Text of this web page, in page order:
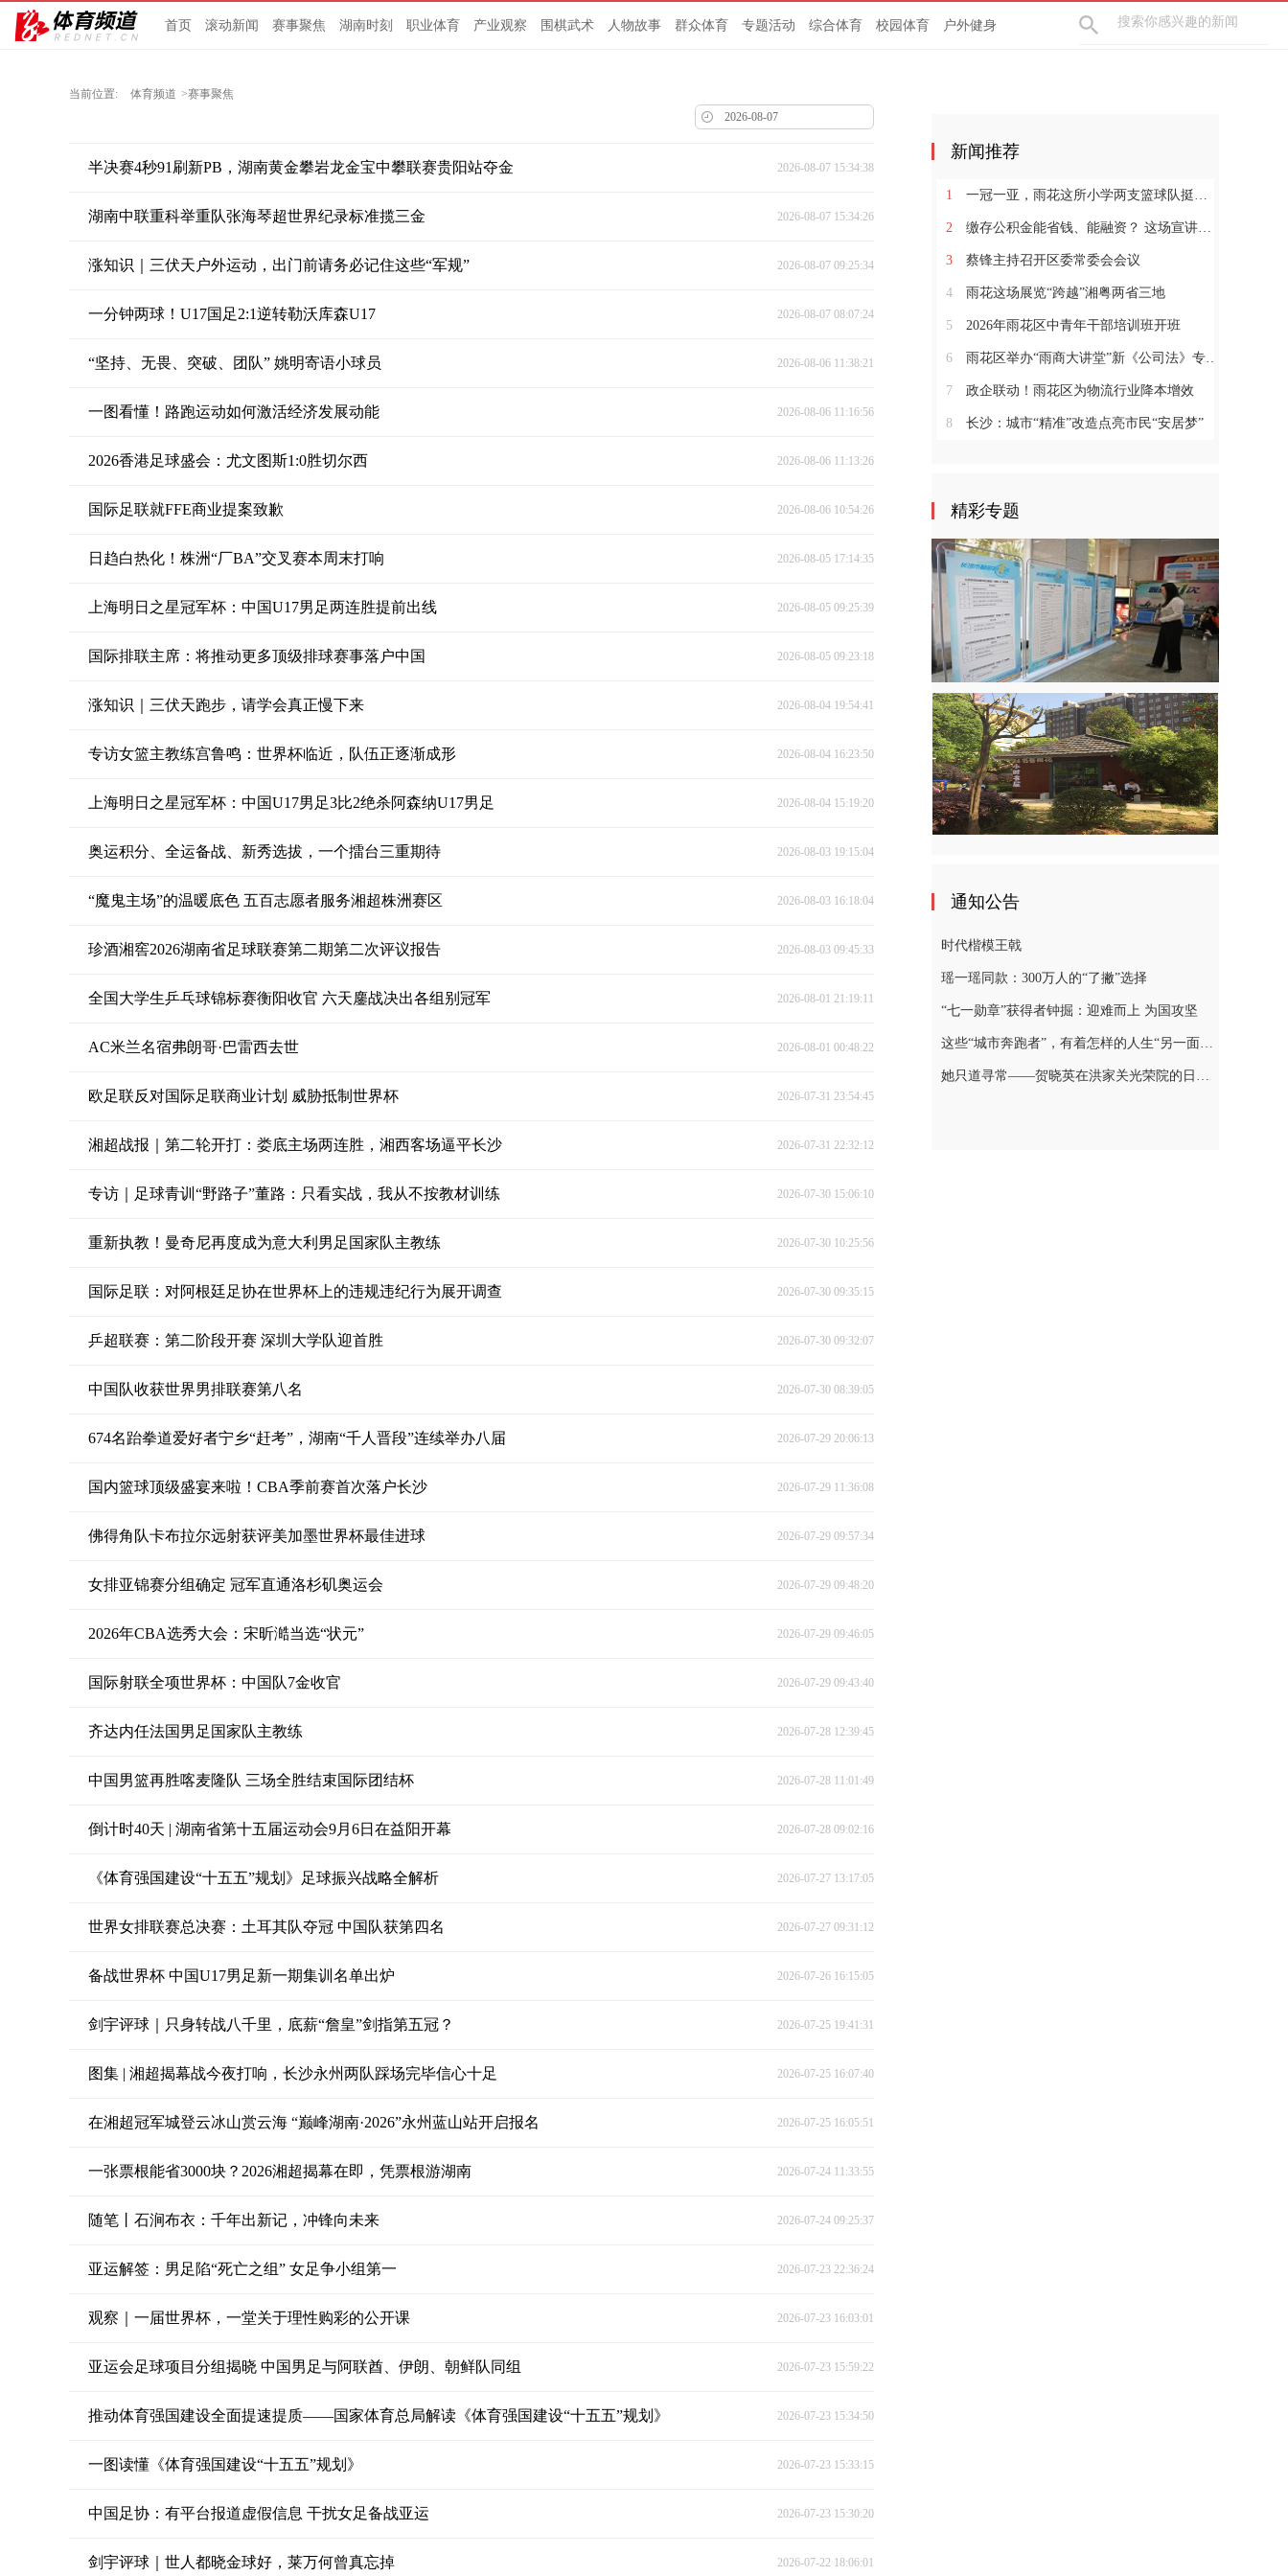
首页 滚动新闻 赛事聚焦 湖南时刻 职业体育 产业观察 围棋武术 人物故事 群众体育 专题活动 综合体育 校园体育 户外健身
当前位置: 体育频道 >赛事聚焦
半决赛4秒91刷新PB，湖南黄金攀岩龙金宝中攀联赛贵阳站夺金 2026-08-07 15:34:38
湖南中联重科举重队张海琴超世界纪录标准揽三金 2026-08-07 15:34:26
涨知识｜三伏天户外运动，出门前请务必记住这些“军规” 2026-08-07 09:25:34
一分钟两球！U17国足2:1逆转勒沃库森U17 2026-08-07 08:07:24
“坚持、无畏、突破、团队” 姚明寄语小球员 2026-08-06 11:38:21
一图看懂！路跑运动如何激活经济发展动能 2026-08-06 11:16:56
2026香港足球盛会：尤文图斯1:0胜切尔西 2026-08-06 11:13:26
国际足联就FFE商业提案致歉 2026-08-06 10:54:26
日趋白热化！株洲“厂BA”交叉赛本周末打响 2026-08-05 17:14:35
上海明日之星冠军杯：中国U17男足两连胜提前出线 2026-08-05 09:25:39
国际排联主席：将推动更多顶级排球赛事落户中国 2026-08-05 09:23:18
涨知识｜三伏天跑步，请学会真正慢下来 2026-08-04 19:54:41
专访女篮主教练宫鲁鸣：世界杯临近，队伍正逐渐成形 2026-08-04 16:23:50
上海明日之星冠军杯：中国U17男足3比2绝杀阿森纳U17男足 2026-08-04 15:19:20
奥运积分、全运备战、新秀选拔，一个擂台三重期待 2026-08-03 19:15:04
“魔鬼主场”的温暖底色 五百志愿者服务湘超株洲赛区 2026-08-03 16:18:04
珍酒湘窖2026湖南省足球联赛第二期第二次评议报告 2026-08-03 09:45:33
全国大学生乒乓球锦标赛衡阳收官 六天鏖战决出各组别冠军 2026-08-01 21:19:11
AC米兰名宿弗朗哥·巴雷西去世 2026-08-01 00:48:22
欧足联反对国际足联商业计划 威胁抵制世界杯 2026-07-31 23:54:45
湘超战报｜第二轮开打：娄底主场两连胜，湘西客场逼平长沙 2026-07-31 22:32:12
专访｜足球青训“野路子”董路：只看实战，我从不按教材训练 2026-07-30 15:06:10
重新执教！曼奇尼再度成为意大利男足国家队主教练 2026-07-30 10:25:56
国际足联：对阿根廷足协在世界杯上的违规违纪行为展开调查 2026-07-30 09:35:15
乒超联赛：第二阶段开赛 深圳大学队迎首胜 2026-07-30 09:32:07
中国队收获世界男排联赛第八名 2026-07-30 08:39:05
674名跆拳道爱好者宁乡“赶考”，湖南“千人晋段”连续举办八届 2026-07-29 20:06:13
国内篮球顶级盛宴来啦！CBA季前赛首次落户长沙 2026-07-29 11:36:08
佛得角队卡布拉尔远射获评美加墨世界杯最佳进球 2026-07-29 09:57:34
女排亚锦赛分组确定 冠军直通洛杉矶奥运会 2026-07-29 09:48:20
2026年CBA选秀大会：宋昕澔当选“状元” 2026-07-29 09:46:05
国际射联全项世界杯：中国队7金收官 2026-07-29 09:43:40
齐达内任法国男足国家队主教练 2026-07-28 12:39:45
中国男篮再胜喀麦隆队 三场全胜结束国际团结杯 2026-07-28 11:01:49
倒计时40天 | 湖南省第十五届运动会9月6日在益阳开幕 2026-07-28 09:02:16
《体育强国建设“十五五”规划》足球振兴战略全解析 2026-07-27 13:17:05
世界女排联赛总决赛：土耳其队夺冠 中国队获第四名 2026-07-27 09:31:12
备战世界杯 中国U17男足新一期集训名单出炉 2026-07-26 16:15:05
剑宇评球｜只身转战八千里，底薪“詹皇”剑指第五冠？ 2026-07-25 19:41:31
图集 | 湘超揭幕战今夜打响，长沙永州两队踩场完毕信心十足 2026-07-25 16:07:40
在湘超冠军城登云冰山赏云海 “巅峰湖南·2026”永州蓝山站开启报名 2026-07-25 16:05:51
一张票根能省3000块？2026湘超揭幕在即，凭票根游湖南 2026-07-24 11:33:55
随笔丨石涧布衣：千年出新记，冲锋向未来 2026-07-24 09:25:37
亚运解签：男足陷“死亡之组” 女足争小组第一 2026-07-23 22:36:24
观察｜一届世界杯，一堂关于理性购彩的公开课 2026-07-23 16:03:01
亚运会足球项目分组揭晓 中国男足与阿联酋、伊朗、朝鲜队同组 2026-07-23 15:59:22
推动体育强国建设全面提速提质——国家体育总局解读《体育强国建设“十五五”规划》 2026-07-23 15:34:50
一图读懂《体育强国建设“十五五”规划》 2026-07-23 15:33:15
中国足协：有平台报道虚假信息 干扰女足备战亚运 2026-07-23 15:30:20
剑宇评球｜世人都晓金球好，莱万何曾真忘掉 2026-07-22 18:06:01
新闻推荐
1 一冠一亚，雨花这所小学两支篮球队挺进全国赛
2 缴存公积金能省钱、能融资？ 这场宣讲会为企业算清“明白账”
3 蔡锋主持召开区委常委会会议
4 雨花这场展览“跨越”湘粤两省三地
5 2026年雨花区中青年干部培训班开班
6 雨花区举办“雨商大讲堂”新《公司法》专题讲座
7 政企联动！雨花区为物流行业降本增效
8 长沙：城市“精准”改造点亮市民“安居梦”
精彩专题
通知公告
时代楷模王戟
瑶一瑶同款：300万人的“了撇”选择
“七一勋章”获得者钟掘：迎难而上 为国攻坚
这些“城市奔跑者”，有着怎样的人生“另一面”？
她只道寻常——贺晓英在洪家关光荣院的日与夜